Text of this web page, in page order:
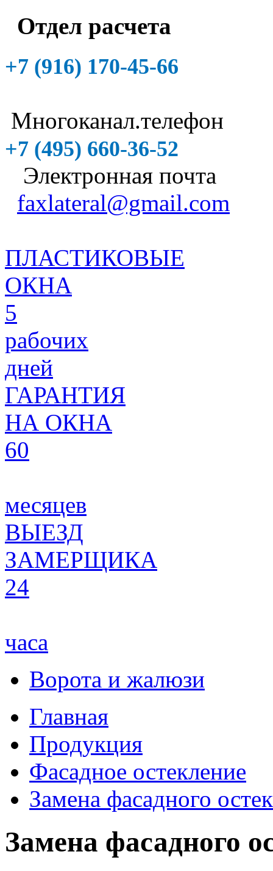
Отдел расчета
+7 (916) 170-45-66
Многоканал.телефон
+7 (495) 660-36-52
Электронная почта
faxlateral@gmail.com
ПЛАСТИКОВЫЕ
ОКНА
5
рабочих
дней
ГАРАНТИЯ
НА ОКНА
60
месяцев
ВЫЕЗД
ЗАМЕРЩИКА
24
часа
Ворота и жалюзи
Главная
Продукция
Фасадное остекление
Замена фасадного
Замена фасадного